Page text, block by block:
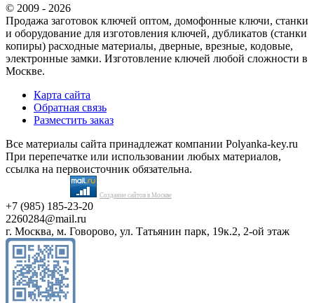
© 2009 - 2026
Продажа заготовок ключей оптом, домофонные ключи, станки
и оборудование для изготовления ключей, дубликатов (станки
копиры) расходные материалы, дверные, врезные, кодовые,
электронные замки. Изготовление ключей любой сложности в
Москве.
Карта сайта
Обратная связь
Разместить заказ
Все материалы сайта принадлежат компании Polyanka-key.ru
При перепечатке или использовании любых материалов,
ссылка на первоисточник обязательна.
Создание сайтов в Москве
+7 (985) 185-23-20
2260284@mail.ru
г. Москва, м. Говорово, ул. Татьянин парк, 19к.2, 2-ой этаж